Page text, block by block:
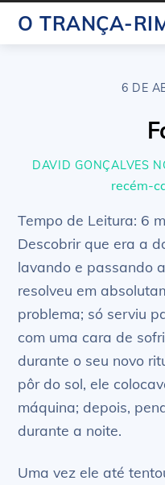
O TRANÇA-
6 DE
DAVID GONÇALVES
recém-
Tempo de Leitura: 6
Descobrir que era a
lavando e passando
resolveu em
problema; só serviu
com uma cara de
durante o seu novo
pôr do sol, ele
máquina; depois,
durante a noite.
Uma vez ele até